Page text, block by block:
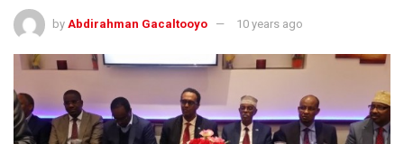
by Abdirahman Gacaltooyo 10 years ago